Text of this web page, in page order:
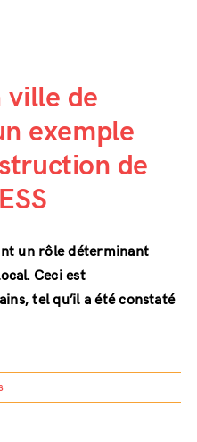
ville de
exemple
de
un rôle déterminant
Ceci est
tel qu’il a été constaté